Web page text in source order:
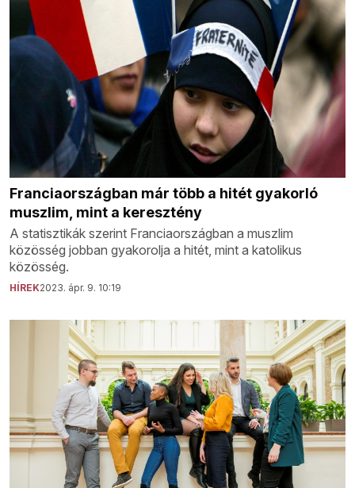
Franciaországban már több a hitét gyakorló
muszlim, mint a keresztény
A statisztikák szerint Franciaországban a muszlim
közösség jobban gyakorolja a hitét, mint a katolikus
közösség.
HÍREK2023. ápr. 9. 10:19